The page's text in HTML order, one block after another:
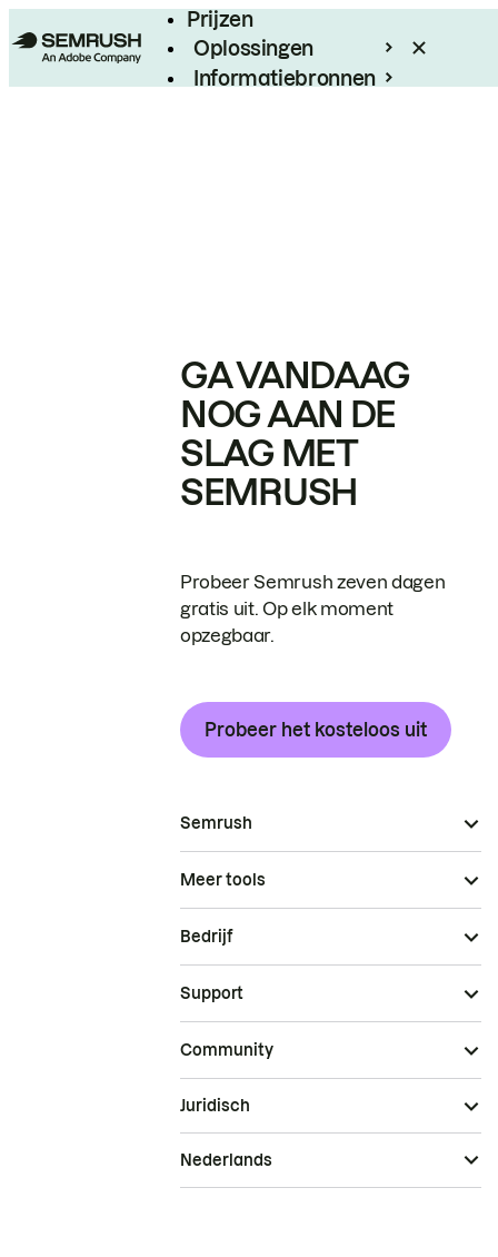
Prijzen
Oplossingen
Informatiebronnen
GA VANDAAG
NOG AAN DE
SLAG MET
SEMRUSH
Probeer Semrush zeven dagen
gratis uit. Op elk moment
opzegbaar.
Probeer het kosteloos uit
Semrush
Meer tools
Bedrijf
Support
Community
Juridisch
Nederlands